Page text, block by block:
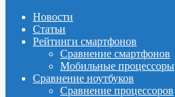
Новости
Статьи
Рейтинги смартфонов
Сравнение смартфонов
Мобильные процессоры
Сравнение ноутбуков
Сравнение процессоров